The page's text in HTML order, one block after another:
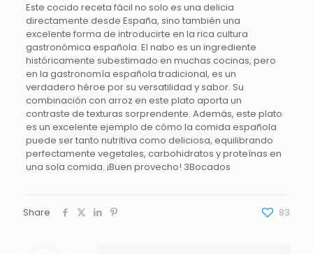
Este cocido receta fácil no solo es una delicia
directamente desde España, sino también una
excelente forma de introducirte en la rica cultura
gastronómica española. El nabo es un ingrediente
históricamente subestimado en muchas cocinas, pero
en la gastronomía española tradicional, es un
verdadero héroe por su versatilidad y sabor. Su
combinación con arroz en este plato aporta un
contraste de texturas sorprendente. Además, este plato
es un excelente ejemplo de cómo la comida española
puede ser tanto nutritiva como deliciosa, equilibrando
perfectamente vegetales, carbohidratos y proteínas en
una sola comida. ¡Buen provecho! 3Bocados
Share 83